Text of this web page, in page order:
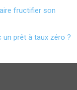
fructifier son
prêt à taux zéro ?